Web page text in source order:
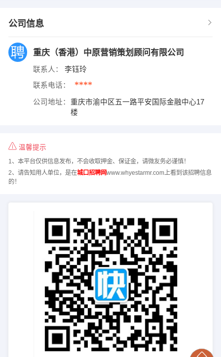
公司信息
重庆（香港）中原营销策划顾问有限公司
联系人： 李钰玲
联系电话： ****
公司地址：
重庆市渝中区五一路平安国际金融中心17
楼
温馨提示
1、本平台仅供信息发布，不会收取押金、保证金，请微友务必谨慎！
2、请告知用人单位，是在城口招聘网www.whyestarmr.com上看到该招聘信息
的！